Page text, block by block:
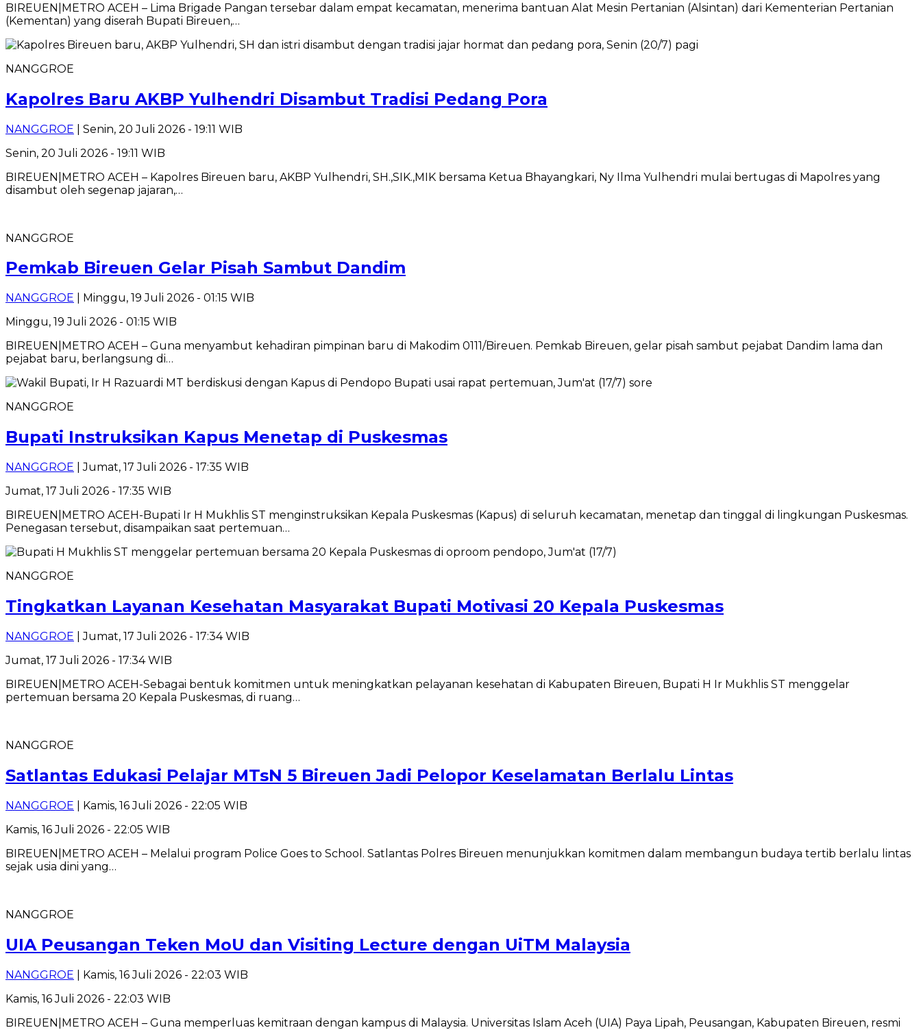
BIREUEN|METRO ACEH – Lima Brigade Pangan tersebar dalam empat kecamatan, menerima bantuan Alat Mesin Pertanian (Alsintan) dari Kementerian Pertanian
(Kementan) yang diserah Bupati Bireuen,…
NANGGROE
Kapolres Baru AKBP Yulhendri Disambut Tradisi Pedang Pora
NANGGROE | Senin, 20 Juli 2026 - 19:11 WIB
Senin, 20 Juli 2026 - 19:11 WIB
BIREUEN|METRO ACEH – Kapolres Bireuen baru, AKBP Yulhendri, SH.,SIK.,MIK bersama Ketua Bhayangkari, Ny Ilma Yulhendri mulai bertugas di Mapolres yang
disambut oleh segenap jajaran,…
NANGGROE
Pemkab Bireuen Gelar Pisah Sambut Dandim
NANGGROE | Minggu, 19 Juli 2026 - 01:15 WIB
Minggu, 19 Juli 2026 - 01:15 WIB
BIREUEN|METRO ACEH – Guna menyambut kehadiran pimpinan baru di Makodim 0111/Bireuen. Pemkab Bireuen, gelar pisah sambut pejabat Dandim lama dan
pejabat baru, berlangsung di…
NANGGROE
Bupati Instruksikan Kapus Menetap di Puskesmas
NANGGROE | Jumat, 17 Juli 2026 - 17:35 WIB
Jumat, 17 Juli 2026 - 17:35 WIB
BIREUEN|METRO ACEH-Bupati Ir H Mukhlis ST menginstruksikan Kepala Puskesmas (Kapus) di seluruh kecamatan, menetap dan tinggal di lingkungan Puskesmas.
Penegasan tersebut, disampaikan saat pertemuan…
NANGGROE
Tingkatkan Layanan Kesehatan Masyarakat Bupati Motivasi 20 Kepala Puskesmas
NANGGROE | Jumat, 17 Juli 2026 - 17:34 WIB
Jumat, 17 Juli 2026 - 17:34 WIB
BIREUEN|METRO ACEH-Sebagai bentuk komitmen untuk meningkatkan pelayanan kesehatan di Kabupaten Bireuen, Bupati H Ir Mukhlis ST menggelar
pertemuan bersama 20 Kepala Puskesmas, di ruang…
NANGGROE
Satlantas Edukasi Pelajar MTsN 5 Bireuen Jadi Pelopor Keselamatan Berlalu Lintas
NANGGROE | Kamis, 16 Juli 2026 - 22:05 WIB
Kamis, 16 Juli 2026 - 22:05 WIB
BIREUEN|METRO ACEH – Melalui program Police Goes to School. Satlantas Polres Bireuen menunjukkan komitmen dalam membangun budaya tertib berlalu lintas
sejak usia dini yang…
NANGGROE
UIA Peusangan Teken MoU dan Visiting Lecture dengan UiTM Malaysia
NANGGROE | Kamis, 16 Juli 2026 - 22:03 WIB
Kamis, 16 Juli 2026 - 22:03 WIB
BIREUEN|METRO ACEH – Guna memperluas kemitraan dengan kampus di Malaysia. Universitas Islam Aceh (UIA) Paya Lipah, Peusangan, Kabupaten Bireuen, resmi